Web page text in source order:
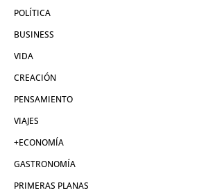
POLÍTICA
BUSINESS
VIDA
CREACIÓN
PENSAMIENTO
VIAJES
+ECONOMÍA
GASTRONOMÍA
PRIMERAS PLANAS